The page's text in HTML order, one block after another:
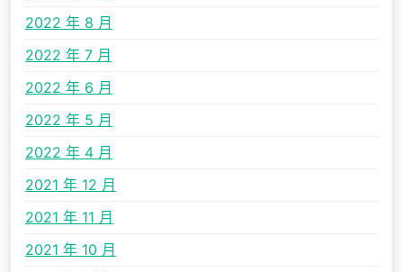
2022 年 8 月
2022 年 7 月
2022 年 6 月
2022 年 5 月
2022 年 4 月
2021 年 12 月
2021 年 11 月
2021 年 10 月